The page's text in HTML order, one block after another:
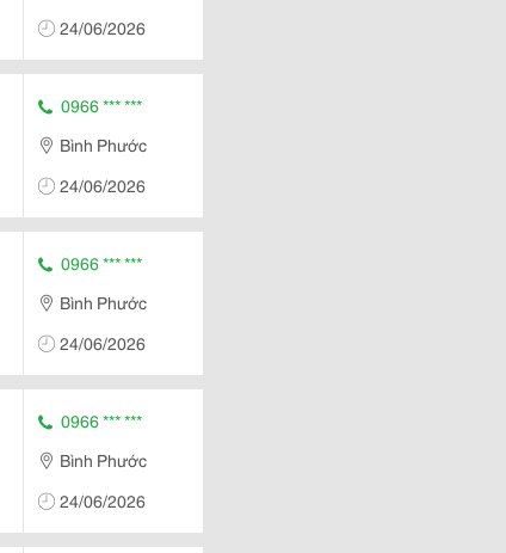
24/06/2026
0966 *** ***
Bình Phước
24/06/2026
0966 *** ***
Bình Phước
24/06/2026
0966 *** ***
Bình Phước
24/06/2026